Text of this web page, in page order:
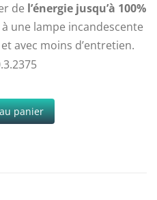
de l’énergie jusqu’à 100%
une lampe incandescente
avec moins d’entretien.
panier